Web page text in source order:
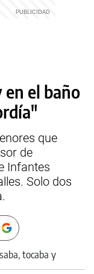
en el baño
que
de
Infantes
Solo dos